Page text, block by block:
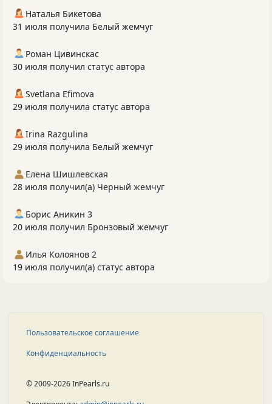
Наталья Бикетова
31 июля получила Белый жемчуг
Роман Цивинскас
30 июля получил статус автора
Svetlana Efimova
29 июля получила статус автора
Irina Razgulina
29 июля получила Белый жемчуг
Елена Шишлевская
28 июля получил(а) Черный жемчуг
Борис Аникин 3
20 июля получил Бронзовый жемчуг
Илья Колоянов 2
19 июля получил(а) статус автора
Пользовательское соглашение
Конфиденциальность
© 2009-2026 InPearls.ru